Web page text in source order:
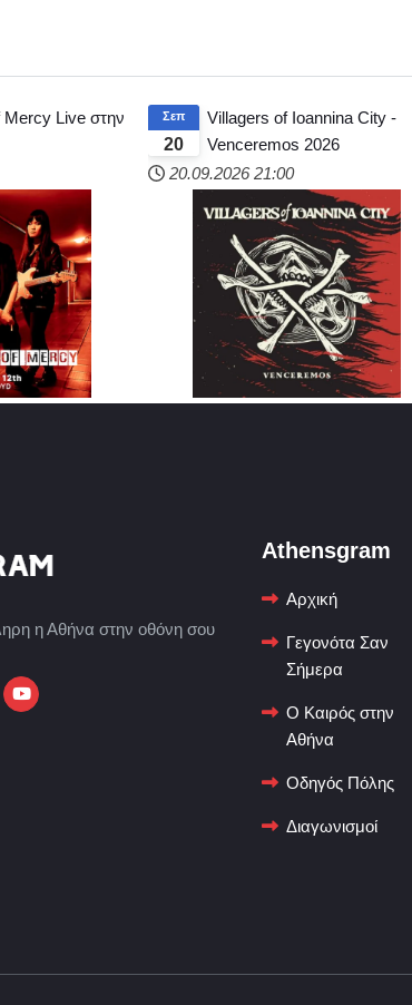
Live στην
20
Σεπ
Villagers of Ioannina City -
Venceremos 2026
20.09.2026 21:00
η Αθήνα στην οθόνη σου
Athensgram
Αρχική
Γεγονότα Σαν
Σήμερα
Ο Καιρός στην
Αθήνα
Οδηγός Πόλης
Διαγωνισμοί